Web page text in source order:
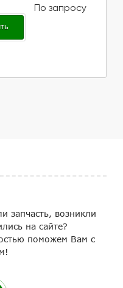
запчасть, возникли
на сайте?
поможем Вам с